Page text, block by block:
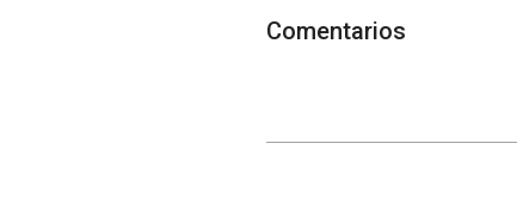
Comentarios